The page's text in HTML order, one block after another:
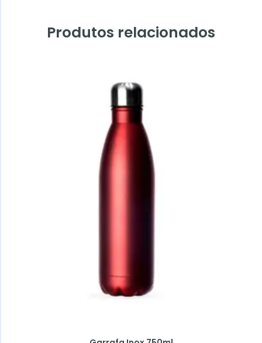
Produtos relacionados